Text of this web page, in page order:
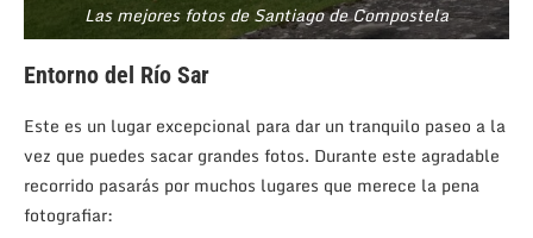
Las mejores fotos de Santiago de Compostela
Entorno del Río Sar
Este es un lugar excepcional para dar un tranquilo paseo a la
vez que puedes sacar grandes fotos. Durante este agradable
recorrido pasarás por muchos lugares que merece la pena
fotografiar: